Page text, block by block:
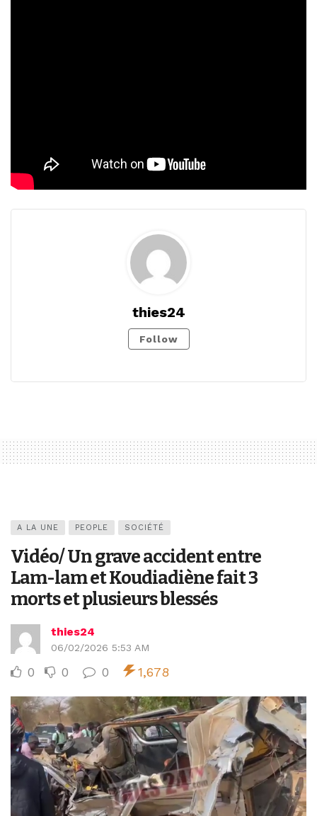
thies24
Follow
A LA UNE PEOPLE SOCIÉTÉ
Vidéo/ Un grave accident entre
Lam-lam et Koudiadiène fait 3
morts et plusieurs blessés
thies24
06/02/2026 5:53 AM
0 0 0 1,678